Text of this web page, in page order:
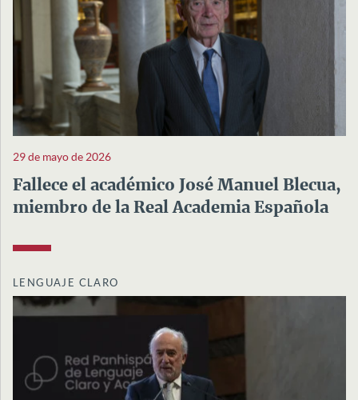
29 de mayo de 2026
Fallece el académico José Manuel Blecua,
miembro de la Real Academia Española
LENGUAJE CLARO